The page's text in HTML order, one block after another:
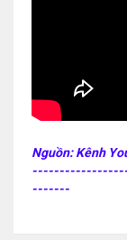
Nguồn: Kênh
-------